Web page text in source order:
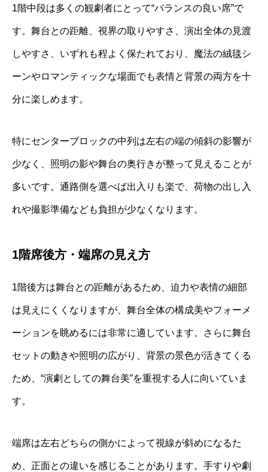
1階中段は多くの観劇者にとって“バランスの良い席”で
す。舞台との距離、視界の取りやすさ、演出全体の見渡
しやすさ、いずれも程よく保たれており、魔法の絨毯シ
ーンやロマンティックな場面でも表情と背景の両方を十
分に楽しめます。
特にセンターブロックの中列は左右の端の傾斜の影響が
少なく、照明の影や舞台の奥行きが整って見えることが
多いです。通路側を選べば出入りも楽で、荷物の出し入
れや撮影準備なども負担が少なくなります。
1階席後方・端席の見え方
1階後方は舞台との距離があるため、迫力や表情の細部
は見えにくくなりますが、舞台全体の構成美やフォーメ
ーションを眺めるには非常に適しています。さらに舞台
セットの動きや照明の広がり、背景の景色が活きてくる
ため、“演劇としての舞台美”を重視する人に向いていま
す。
端席は左右どちらの側かによって視線が斜めになるた
め、正面との違いを感じることがあります。手すりや劇